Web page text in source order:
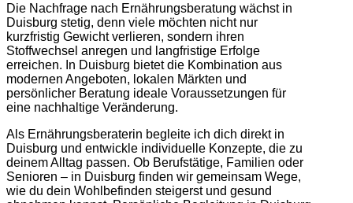
Die Nachfrage nach Ernährungsberatung wächst in
Duisburg stetig, denn viele möchten nicht nur
kurzfristig Gewicht verlieren, sondern ihren
Stoffwechsel anregen und langfristige Erfolge
erreichen. In Duisburg bietet die Kombination aus
modernen Angeboten, lokalen Märkten und
persönlicher Beratung ideale Voraussetzungen für
eine nachhaltige Veränderung.
Als Ernährungsberaterin begleite ich dich direkt in
Duisburg und entwickle individuelle Konzepte, die zu
deinem Alltag passen. Ob Berufstätige, Familien oder
Senioren – in Duisburg finden wir gemeinsam Wege,
wie du dein Wohlbefinden steigerst und gesund